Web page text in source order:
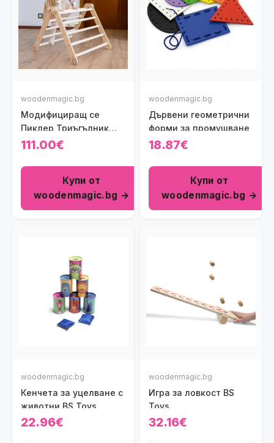
woodenmagic.bg
Модифициращ се
Пиклер Триъгълник
Wooden Magic
111.00€
Купи от
woodenmagic.bg →
woodenmagic.bg
Дървени геометрични
форми за промушване
18.87€
Купи от
woodenmagic.bg →
woodenmagic.bg
Кенчета за уцелване с
животни BS Toys
22.96€
woodenmagic.bg
Игра за ловкост BS
Toys
32.16€